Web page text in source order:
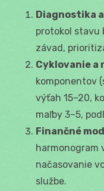
Diagnostika
protokol stavu
závad,
Cyklovanie a
komponentov
výťah 15–20,
maľby 3–5,
Finančné
harmonogram
načasovanie
službe.